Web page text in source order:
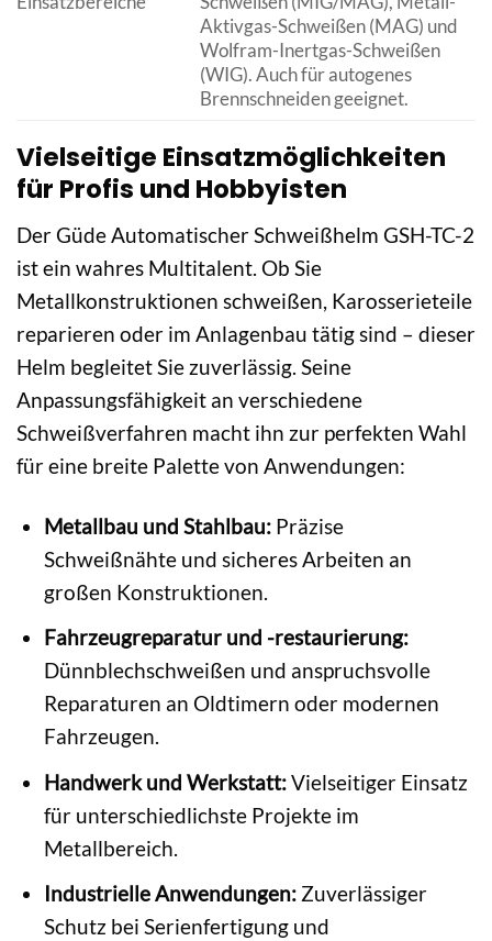
Aktivgas-Schweißen (MAG) und
Wolfram-Inertgas-Schweißen
(WIG). Auch für autogenes
Brennschneiden geeignet.
Vielseitige Einsatzmöglichkeiten
für Profis und Hobbyisten
Der Güde Automatischer Schweißhelm GSH-TC-2
ist ein wahres Multitalent. Ob Sie
Metallkonstruktionen schweißen, Karosserieteile
reparieren oder im Anlagenbau tätig sind – dieser
Helm begleitet Sie zuverlässig. Seine
Anpassungsfähigkeit an verschiedene
Schweißverfahren macht ihn zur perfekten Wahl
für eine breite Palette von Anwendungen:
Metallbau und Stahlbau:Präzise
Schweißnähte und sicheres Arbeiten an
großen Konstruktionen.
Fahrzeugreparatur und -restaurierung:
Dünnblechschweißen und anspruchsvolle
Reparaturen an Oldtimern oder modernen
Fahrzeugen.
Handwerk und Werkstatt:Vielseitiger Einsatz
für unterschiedlichste Projekte im
Metallbereich.
Industrielle Anwendungen:Zuverlässiger
Schutz bei Serienfertigung und